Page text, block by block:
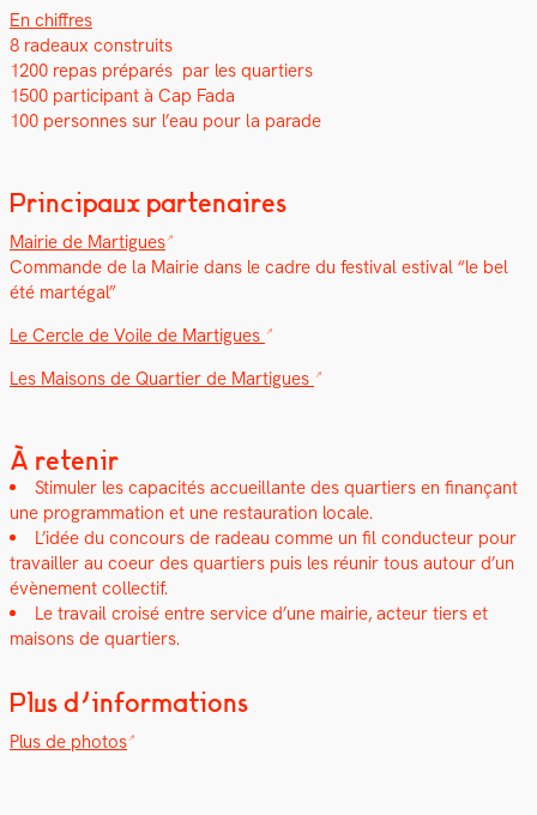
En chiffres
8 radeaux con­stru­its
1200 repas pré­parés par les quartiers
1500 par­tic­i­pant à Cap Fada
100 per­son­nes sur l’eau pour la parade
Principaux partenaires
Mairie de Mar­tigues
Com­mande de la Mairie dans le cadre du fes­ti­val esti­val “le bel
été marté­gal”
Le Cer­cle de Voile de Mar­tigues
Les Maisons de Quarti­er de Mar­tigues
À retenir
Stim­uler les capac­ités accueil­lante des quartiers en finançant
une pro­gram­ma­tion et une restau­ra­tion locale.
L’idée du con­cours de radeau comme un fil con­duc­teur pour
tra­vailler au coeur des quartiers puis les réu­nir tous autour d’un
évène­ment col­lec­tif.
Le tra­vail croisé entre ser­vice d’une mairie, acteur tiers et
maisons de quartiers.
Plus d’informations
Plus de pho­tos